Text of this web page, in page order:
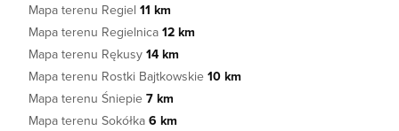
Mapa terenu Regiel 11 km
Mapa terenu Regielnica 12 km
Mapa terenu Rękusy 14 km
Mapa terenu Rostki Bajtkowskie 10 km
Mapa terenu Śniepie 7 km
Mapa terenu Sokółka 6 km